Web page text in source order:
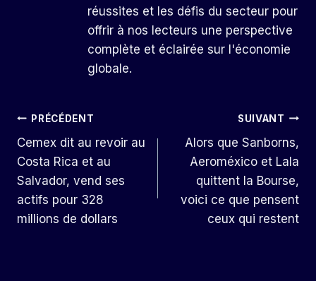
réussites et les défis du secteur pour
offrir à nos lecteurs une perspective
complète et éclairée sur l'économie
globale.
Navigation
De
L’article
PRÉCÉDENT
Cemex dit au revoir au
Costa Rica et au
Salvador, vend ses
actifs pour 328
millions de dollars
SUIVANT
Alors que Sanborns,
Aeroméxico et Lala
quittent la Bourse,
voici ce que pensent
ceux qui restent